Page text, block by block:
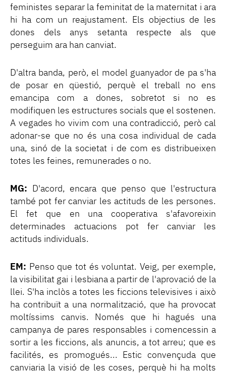
feministes separar la feminitat de la maternitat i ara
hi ha com un reajustament. Els objectius de les
dones dels anys setanta respecte als que
perseguim ara han canviat.
D'altra banda, però, el model guanyador de pa s'ha
de posar en qüestió, perquè el treball no ens
emancipa com a dones, sobretot si no es
modifiquen les estructures socials que el sostenen.
A vegades ho vivim com una contradicció, però cal
adonar-se que no és una cosa individual de cada
una, sinó de la societat i de com es distribueixen
totes les feines, remunerades o no.
MG: D'acord, encara que penso que l'estructura
també pot fer canviar les actituds de les persones.
El fet que en una cooperativa s'afavoreixin
determinades actuacions pot fer canviar les
actituds individuals.
EM: Penso que tot és voluntat. Veig, per exemple,
la visibilitat gai i lesbiana a partir de l'aprovació de la
llei. S'ha inclòs a totes les ficcions televisives i això
ha contribuït a una normalització, que ha provocat
moltíssims canvis. Només que hi hagués una
campanya de pares responsables i comencessin a
sortir a les ficcions, als anuncis, a tot arreu; que es
facilités, es promogués... Estic convençuda que
canviaria la visió de les coses, perquè hi ha molts